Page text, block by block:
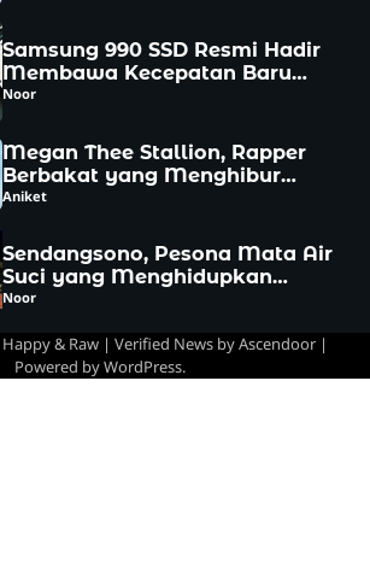
yang Siap Mengubah
Pengalaman Komputasi
Noor
Megan Thee Stallion, Rapper
Berbakat yang Menghibur
Dunia
Aniket
Sendangsono, Pesona Mata Air
Kedamaian Hati
Rocky Hybrid Hadir Membawa
Efisiensi dan Kenyamanan
yang Sulit Diabaikan
Noor
Happy & Raw | Verified News byAscendoor |
Powered byWordPress.